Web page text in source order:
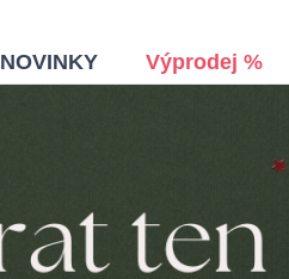
NOVINKY Výprodej %